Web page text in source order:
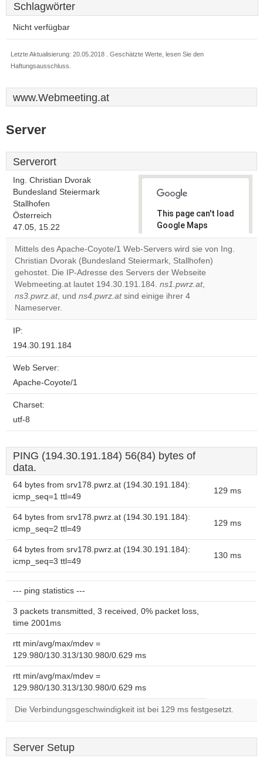
Schlagwörter
Nicht verfügbar
Letzte Aktualisierung: 20.05.2018 . Geschätzte Werte, lesen Sie den
Haftungsausschluss.
www.Webmeeting.at
Server
Serverort
Ing. Christian Dvorak
Bundesland Steiermark
Stallhofen
Österreich
47.05, 15.22
This page can't load
Google Maps
correctly.
Do you
own this
website?
Mittels des Apache-Coyote/1 Web-Servers wird sie von Ing.
Christian Dvorak (Bundesland Steiermark, Stallhofen)
gehostet. Die IP-Adresse des Servers der Webseite
Webmeeting.at lautet 194.30.191.184. ns1.pwrz.at,
ns3.pwrz.at, und ns4.pwrz.atsind einige ihrer 4
Nameserver.
IP:
194.30.191.184
Web Server:
Apache-Coyote/1
Charset:
utf-8
PING (194.30.191.184) 56(84) bytes of
data.
64 bytes from srv178.pwrz.at (194.30.191.184):
icmp_seq=1 ttl=49
129 ms
64 bytes from srv178.pwrz.at (194.30.191.184):
icmp_seq=2 ttl=49
129 ms
64 bytes from srv178.pwrz.at (194.30.191.184):
icmp_seq=3 ttl=49
130 ms
--- ping statistics ---
3 packets transmitted, 3 received, 0% packet loss,
time 2001ms
rtt min/avg/max/mdev =
129.980/130.313/130.980/0.629 ms
rtt min/avg/max/mdev =
129.980/130.313/130.980/0.629 ms
Die Verbindungsgeschwindigkeit ist bei 129 ms festgesetzt.
Server Setup